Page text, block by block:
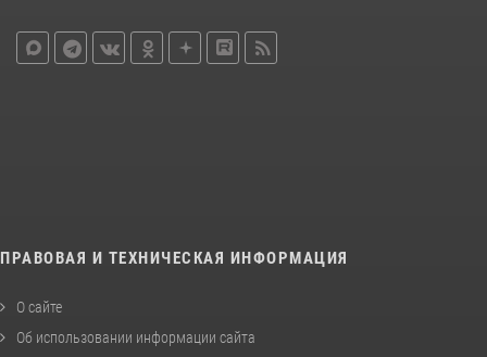
ПРАВОВАЯ И ТЕХНИЧЕСКАЯ ИНФОРМАЦИЯ
О сайте
Об использовании информации сайта